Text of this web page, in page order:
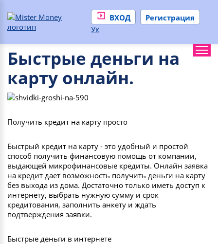
ВХОД
Регистрация
Ук
Быстрые деньги на
карту онлайн.
Получить кредит на карту просто
Быстрый кредит на карту - это удобный и простой
способ получить финансовую помощь от компании,
выдающей микрофинансовые кредиты. Онлайн заявка
на кредит дает возможность получить деньги на карту
без выхода из дома. Достаточно только иметь доступ к
интернету, выбрать нужную сумму и срок
кредитования, заполнить анкету и ждать
подтверждения заявки.
Быстрые деньги в интернете